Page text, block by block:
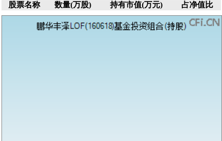
股票名称 数量(万股) 持有市值(万元) 占净值比